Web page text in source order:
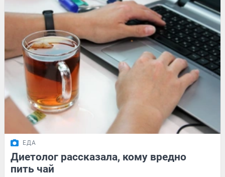
ЕДА
Диетолог рассказала, кому вредно
пить чай